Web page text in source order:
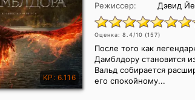
Режиссер:
Дэвид
Оценка: 8.4/10 (157)
После того как
Дамблдору становится
Вальд собирается
его спокойному...